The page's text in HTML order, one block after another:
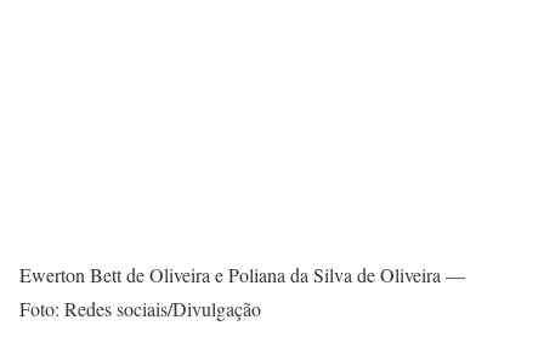
Ewerton Bett de Oliveira e Poliana da Silva de Oliveira —
Foto: Redes sociais/Divulgação